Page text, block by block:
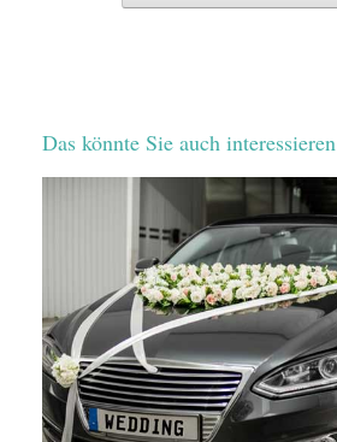
Das könnte Sie auch interessieren